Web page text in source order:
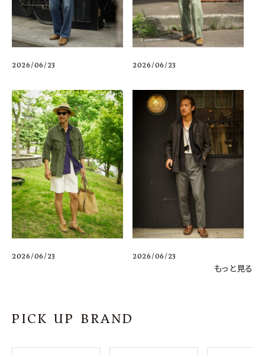
2026/06/23 2026/06/23
2026/06/23 2026/06/23
もっと見る
PICK UP BRAND